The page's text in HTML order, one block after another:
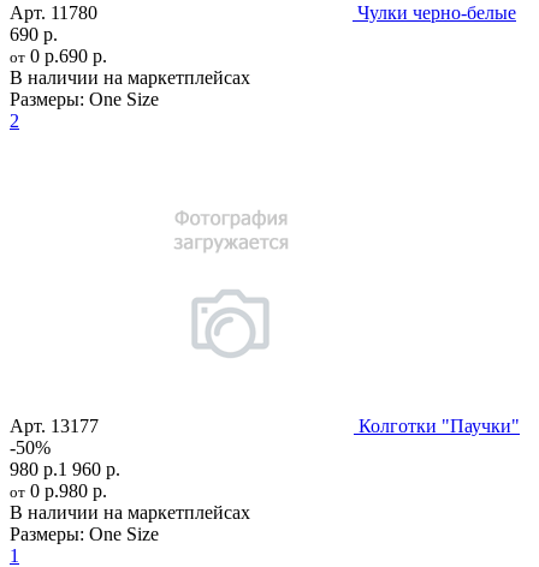
Арт. 11780
Чулки черно-белые
690 р.
от 0 р.690 р.
В наличии на маркетплейсах
Размеры: One Size
2
Арт. 13177
Колготки "Паучки"
-50%
980 р.1 960 р.
от 0 р.980 р.
В наличии на маркетплейсах
Размеры: One Size
1